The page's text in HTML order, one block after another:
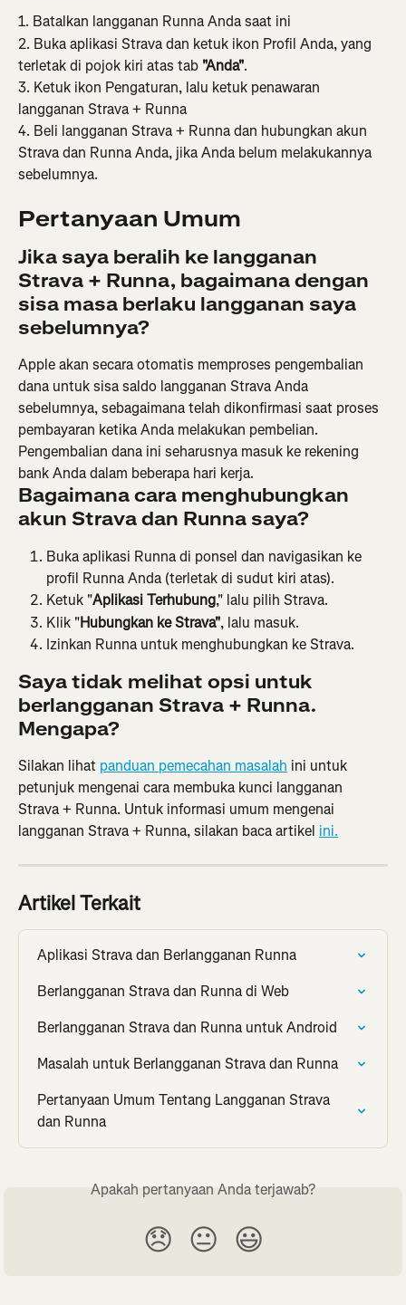
1. Batalkan langganan Runna Anda saat ini
2. Buka aplikasi Strava dan ketuk ikon Profil Anda, yang
terletak di pojok kiri atas tab "Anda".
3. Ketuk ikon Pengaturan, lalu ketuk penawaran
langganan Strava + Runna
4. Beli langganan Strava + Runna dan hubungkan akun
Strava dan Runna Anda, jika Anda belum melakukannya
sebelumnya.
Pertanyaan Umum
Jika saya beralih ke langganan
Strava + Runna, bagaimana dengan
sisa masa berlaku langganan saya
sebelumnya?
Apple akan secara otomatis memproses pengembalian
dana untuk sisa saldo langganan Strava Anda
sebelumnya, sebagaimana telah dikonfirmasi saat proses
pembayaran ketika Anda melakukan pembelian.
Pengembalian dana ini seharusnya masuk ke rekening
bank Anda dalam beberapa hari kerja.
Bagaimana cara menghubungkan
akun Strava dan Runna saya?
Buka aplikasi Runna di ponsel dan navigasikan ke
profil Runna Anda (terletak di sudut kiri atas).
Ketuk "Aplikasi Terhubung," lalu pilih Strava.
Klik "Hubungkan ke Strava", lalu masuk.
Izinkan Runna untuk menghubungkan ke Strava.
Saya tidak melihat opsi untuk
berlangganan Strava + Runna.
Mengapa?
Silakan lihat panduan pemecahan masalah ini untuk
petunjuk mengenai cara membuka kunci langganan
Strava + Runna. Untuk informasi umum mengenai
langganan Strava + Runna, silakan baca artikel ini.
Artikel Terkait
Aplikasi Strava dan Berlangganan Runna
Berlangganan Strava dan Runna di Web
Berlangganan Strava dan Runna untuk Android
Masalah untuk Berlangganan Strava dan Runna
Pertanyaan Umum Tentang Langganan Strava
dan Runna
Apakah pertanyaan Anda terjawab?
😞 😐 😃